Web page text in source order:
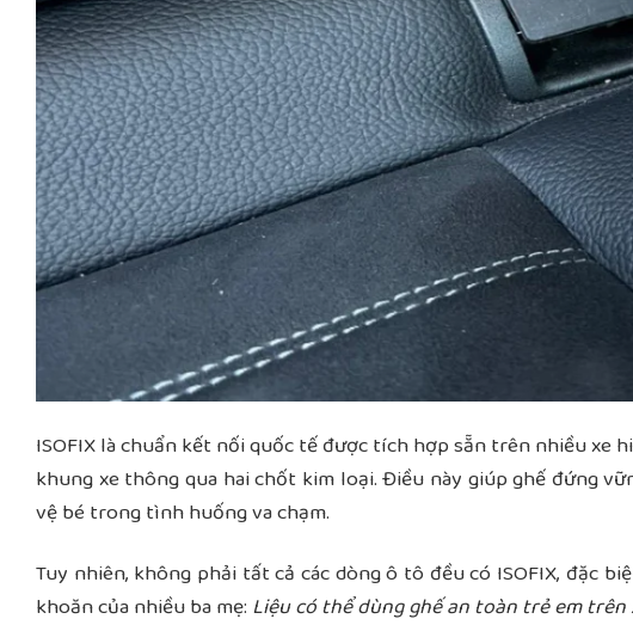
ISOFIX là chuẩn kết nối quốc tế được tích hợp sẵn trên nhiều
khung xe thông qua hai chốt kim loại. Điều này giúp ghế đứng
vệ bé trong tình huống va chạm.
Tuy nhiên, không phải tất cả các dòng ô tô đều có ISOFIX, đặc
khoăn của nhiều ba mẹ: Liệu có thể dùng ghế an toàn trẻ em trên